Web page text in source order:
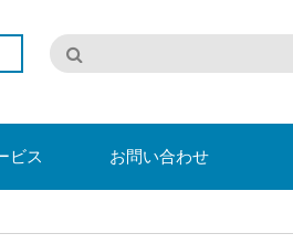
ビス お問い合わせ